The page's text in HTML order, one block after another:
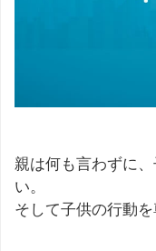
親は何も言わずに
い。
そして子供の行動を